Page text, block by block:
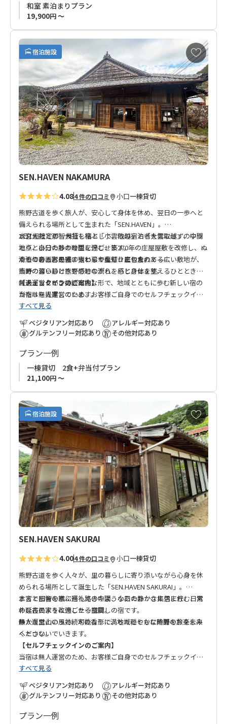
自然豊かな場所で、ホスト・ゲストがお互いに刺激を受ける場
所になればと、皆様のお越しをお待ちいたしております。
和室 素泊まりプラン
19,900円 ～
宿泊施設
お
気
に
入
り
に
追
加
SEN.HAVEN NAKAMURA
4.084 件の口コミ 小口一棟貸切
熊野古道を歩く旅人が、安心して身体を休め、翌日の一歩へと
備えられる場所として生まれた「SEN.HAVEN」。
本宮大社と那智大社を結ぶ「小雲取越」と「大雲取越」の中間
地点、小口の静かな里に佇む、築270年の庄屋屋敷を改修し、ぬ
くもりある古民家の宿として蘇らせました。
1日1組限定の一棟貸し宿として、他の宿泊者を気にせず、ゆっ
たりと自分たちの時間を過ごせます。
かつての面影を残す太い梁や土壁、庭や倉のある広い敷地が、
当時の暮らしと熊野の時の流れを感じさせます。
無人運営という持続可能な形で、地域とともに歩む新しい宿の
かたちを提案しています。
清流の音、木の香、やわらかな灯りに包まれて——
熊野の深い静けさを感じながら、心と身体を整えるひとときを
お過ごしください。
【チェックインのご案内】
当宿は無人運営のため、お客様ご自身でのセルフチェックイン
をお願いしております。宿泊日が近づきましたら、チェックイ
ン方法の詳細をご案内いたします。
すべて見る
ベジタリアン対応あり
グルテンフリー対応あり
アレルギー対応あり
その他対応あり
プラン一例
一棟貸切 2食+弁当付プラン
21,100円 ～
宿泊施設
お
気
に
入
り
に
追
加
SEN.HAVEN SAKURAI
4.004 件の口コミ 小口一棟貸切
熊野古道を歩く人々が、里の暮らしに寄り添いながら心身を休
められる場所として誕生した「SEN.HAVEN SAKURAI」。
本宮と那智を結ぶ巡礼路の中間、小口の静かな集落に佇む、素
朴な古民家を改修した一棟貸しの宿です。
まるで田舎の家に帰ってきたようなあたたかさに包まれ、日常
の延長のように過ごせる空間。
無人運営という持続可能な形で、地域とともに熊野の旅を未来
へとつないでいきます。
静かな里山の風と、木の香りに満ちた穏やかな時間をお楽しみ
ください。
【セルフチェックインのご案内】
当宿は無人運営のため、お客様ご自身でのセルフチェックイン
をお願いしております。宿泊日が近づきましたら、チェックイ
ン方法の詳細をご案内いたします。
すべて見る
ベジタリアン対応あり
グルテンフリー対応あり
アレルギー対応あり
その他対応あり
プラン一例